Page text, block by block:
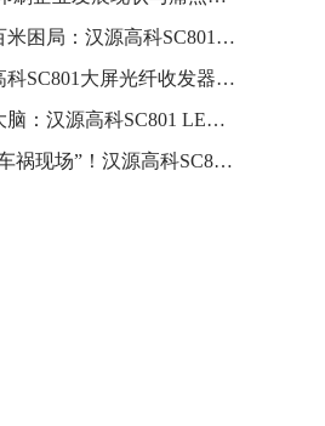
告别网线百米困局：汉源高科SC801大屏光纤收发器如何点亮LED显示屏的“超远视界”？
拆解汉源高科SC801大屏光纤收发器：为什么它是目前性价比最高的LED显示屏光纤收发器？
守护城市大脑：汉源高科SC801 LED大屏光纤收发器在指挥调度中心的硬核应用
拒绝舞台“车祸现场”！汉源高科SC801大屏光纤收发器为演唱会视觉保驾护航